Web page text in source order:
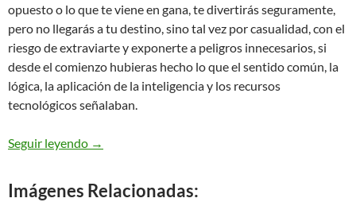
opuesto o lo que te viene en gana, te divertirás seguramente,
pero no llegarás a tu destino, sino tal vez por casualidad, con el
riesgo de extraviarte y exponerte a peligros innecesarios, si
desde el comienzo hubieras hecho lo que el sentido común, la
lógica, la aplicación de la inteligencia y los recursos
tecnológicos señalaban.
Seguir leyendo El sentido de la vida nos lo revela Dios
→
Imágenes Relacionadas: